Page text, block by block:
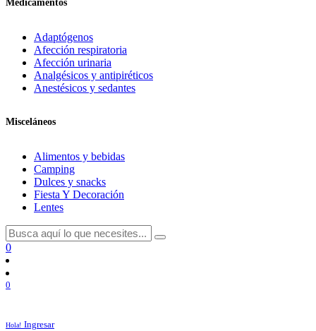
Medicamentos
Adaptógenos
Afección respiratoria
Afección urinaria
Analgésicos y antipiréticos
Anestésicos y sedantes
Misceláneos
Alimentos y bebidas
Camping
Dulces y snacks
Fiesta Y Decoración
Lentes
0
0
Hola! Ingresar